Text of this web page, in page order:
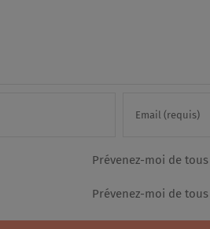
Prévenez-moi de
Prévenez-moi de